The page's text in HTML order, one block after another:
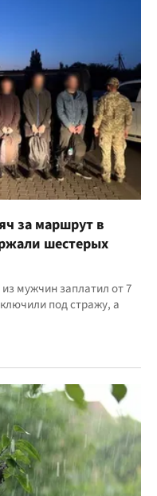
за маршрут в
шестерых
мужчин заплатил от 7
под стражу, а